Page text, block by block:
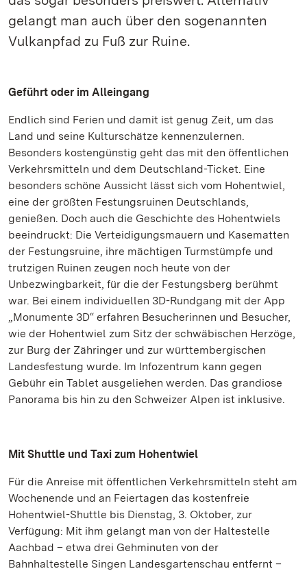
gelangt man auch über den sogenannten
Vulkanpfad zu Fuß zur Ruine.
Geführt oder im Alleingang
Endlich sind Ferien und damit ist genug Zeit, um das
Land und seine Kulturschätze kennenzulernen.
Besonders kostengünstig geht das mit den öffentlichen
Verkehrsmitteln und dem Deutschland-Ticket. Eine
besonders schöne Aussicht lässt sich vom Hohentwiel,
eine der größten Festungsruinen Deutschlands,
genießen. Doch auch die Geschichte des Hohentwiels
beeindruckt: Die Verteidigungsmauern und Kasematten
der Festungsruine, ihre mächtigen Turmstümpfe und
trutzigen Ruinen zeugen noch heute von der
Unbezwingbarkeit, für die der Festungsberg berühmt
war. Bei einem individuellen 3D-Rundgang mit der App
„Monumente 3D“ erfahren Besucherinnen und Besucher,
wie der Hohentwiel zum Sitz der schwäbischen Herzöge,
zur Burg der Zähringer und zur württembergischen
Landesfestung wurde. Im Infozentrum kann gegen
Gebühr ein Tablet ausgeliehen werden. Das grandiose
Panorama bis hin zu den Schweizer Alpen ist inklusive.
Mit Shuttle und Taxi zum Hohentwiel
Für die Anreise mit öffentlichen Verkehrsmitteln steht am
Wochenende und an Feiertagen das kostenfreie
Hohentwiel-Shuttle bis Dienstag, 3. Oktober, zur
Verfügung: Mit ihm gelangt man von der Haltestelle
Aachbad – etwa drei Gehminuten von der
Bahnhaltestelle Singen Landesgartenschau entfernt –